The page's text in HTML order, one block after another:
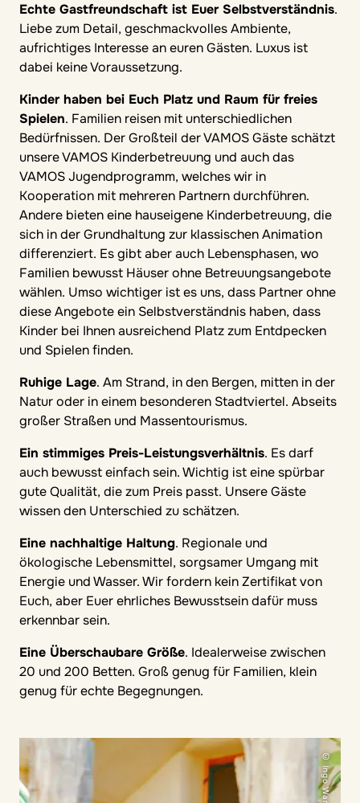
Echte Gastfreundschaft ist Euer Selbstverständnis.
Liebe zum Detail, geschmackvolles Ambiente,
aufrichtiges Interesse an euren Gästen. Luxus ist
dabei keine Voraussetzung.
Kinder haben bei Euch Platz und Raum für freies
Spielen. Familien reisen mit unterschiedlichen
Bedürfnissen. Der Großteil der VAMOS Gäste schätzt
unsere VAMOS Kinderbetreuung und auch das
VAMOS Jugendprogramm, welches wir in
Kooperation mit mehreren Partnern durchführen.
Andere bieten eine hauseigene Kinderbetreuung, die
sich in der Grundhaltung zur klassischen Animation
differenziert. Es gibt aber auch Lebensphasen, wo
Familien bewusst Häuser ohne Betreuungsangebote
wählen. Umso wichtiger ist es uns, dass Partner ohne
diese Angebote ein Selbstverständnis haben, dass
Kinder bei Ihnen ausreichend Platz zum Entdpecken
und Spielen finden.
Ruhige Lage. Am Strand, in den Bergen, mitten in der
Natur oder in einem besonderen Stadtviertel. Abseits
großer Straßen und Massentourismus.
Ein stimmiges Preis-Leistungsverhältnis. Es darf
auch bewusst einfach sein. Wichtig ist eine spürbar
gute Qualität, die zum Preis passt. Unsere Gäste
wissen den Unterschied zu schätzen.
Eine nachhaltige Haltung. Regionale und
ökologische Lebensmittel, sorgsamer Umgang mit
Energie und Wasser. Wir fordern kein Zertifikat von
Euch, aber Euer ehrliches Bewusstsein dafür muss
erkennbar sein.
Eine Überschaubare Größe. Idealerweise zwischen
20 und 200 Betten. Groß genug für Familien, klein
genug für echte Begegnungen.